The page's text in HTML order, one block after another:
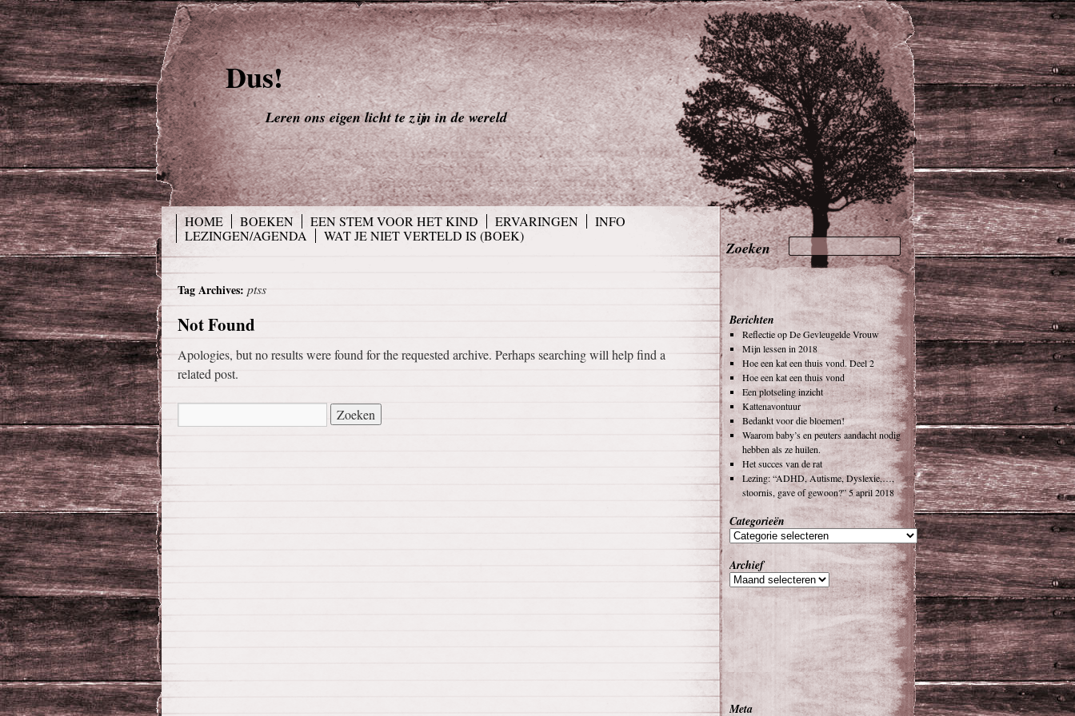
Dus!
Leren ons eigen licht te zijn in de wereld
HOME BOEKEN EEN STEM VOOR HET KIND ERVARINGEN
INFO
LEZINGEN/AGENDA
WAT JE NIET VERTELD IS (BOEK)
Tag Archives: ptss
Not Found
Apologies, but no results were found for the requested archive. Perhaps searching will help find a
related post.
Berichten
Reflectie op De Gevleugelde Vrouw
Mijn lessen in 2018
Hoe een kat een thuis vond. Deel 2
Hoe een kat een thuis vond
Een plotseling inzicht
Kattenavontuur
Bedankt voor die bloemen!
Waarom baby’s en peuters aandacht nodig
hebben als ze huilen.
Het succes van de rat
Lezing: “ADHD, Autisme, Dyslexie,…,
stoornis, gave of gewoon?” 5 april 2018
Categorieën
Archief
Meta